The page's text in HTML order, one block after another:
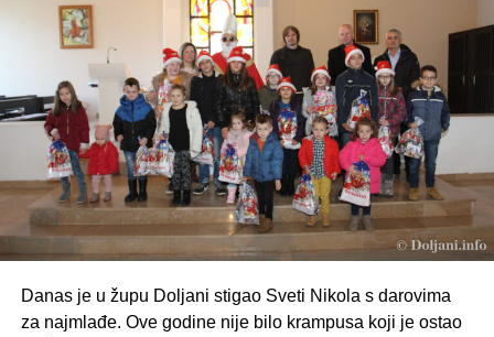
Danas je u župu Doljani stigao Sveti Nikola s darovima
za najmlađe. Ove godine nije bilo krampusa koji je ostao